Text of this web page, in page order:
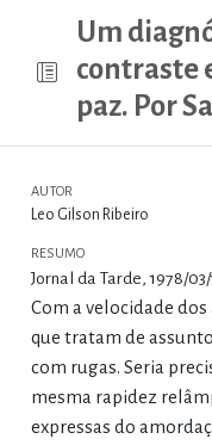
Um
contraste
paz. Por
AUTOR
Leo Gilson Ribeiro
RESUMO
Jornal da Tarde, 1978/03/
Com a velocidade
que tratam de
com rugas. Seria
mesma rapidez
expressas do